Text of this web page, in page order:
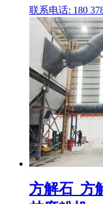
联系电话: 180
方解石_方